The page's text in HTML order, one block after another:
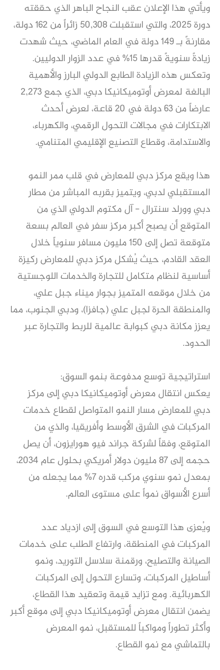
ويأتي هذا الإعلان عقب النجاح الباهر الذي حققته
دورة 2025، والتي استقبلت 50,308 زائراً من 162 دولة،
مقارنةً بـ 149 دولة في العام الماضي، حيث شهدت
زيادةً سنويةً قدرها 15% في عدد الزوار الدوليين.
وتعكس هذه الزيادة الطابع الدولي البارز والأهمية
البالغة لمعرض أوتوميكانيكا دبي، الذي جمع 2,273
عارضاً من 63 دولة في 20 قاعة، لعرض أحدث
الابتكارات في مجالات التحول الرقمي، والكهرباء،
والاستدامة، وقطاع التصنيع الإقليمي المتنامي.
هذا ويقع مركز دبي للمعارض في قلب ممر النمو
المستقبلي لدبي، ويتميز بقربه المباشر من مطار
دبي وورلد سنترال - آل مكتوم الدولي الذي من
المتوقع أن يصبح أكبر مركز سفر في العالم بسعة
متوقعة تصل إلى 150 مليون مسافر سنوياً خلال
العقد القادم، حيث يُشكل مركز دبي للمعارض ركيزة
أساسية لنظام متكامل للتجارة والخدمات اللوجستية
من خلال موقعه المتميز بجوار ميناء جبل علي،
والمنطقة الحرة لجبل علي (جافزا)، ودبي الجنوب، مما
يعزز مكانة دبي كبوابة عالمية للربط والتجارة عبر
الحدود.
استراتيجية توسع مدفوعة بنمو السوق:
يعكس انتقال معرض أوتوميكانيكا دبي إلى مركز
دبي للمعارض مسار النمو المتواصل لقطاع خدمات
المركبات في الشرق الأوسط وأفريقيا، والذي من
المتوقع، وفقاً لشركة جراند فيو هورايزون، أن يصل
حجمه إلى 87 مليون دولار أمريكي بحلول عام 2034،
بمعدل نمو سنوي مركب قدره 7% مما يجعله من
أسرع الأسواق نمواً على مستوى العالم.
ويُعزى هذا التوسع في السوق إلى ازدياد عدد
المركبات في المنطقة، وارتفاع الطلب على خدمات
الصيانة والتصليح، ورقمنة سلاسل التوريد، ونمو
أساطيل المركبات، وتسارع التحول إلى المركبات
الكهربائية. ومع تزايد قيمة وتعقيد هذا القطاع،
يضمن انتقال معرض أوتوميكانيكا دبي إلى موقع أكبر
وأكثر تطوراً ومواكباً للمستقبل، نمو المعرض
بالتماشي مع نمو القطاع.